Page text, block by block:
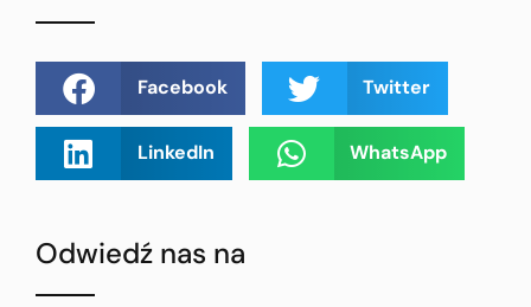
Facebook Twitter
LinkedIn WhatsApp
Odwiedź nas na